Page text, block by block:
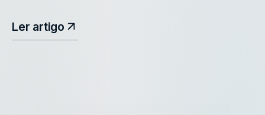
Ler artigo